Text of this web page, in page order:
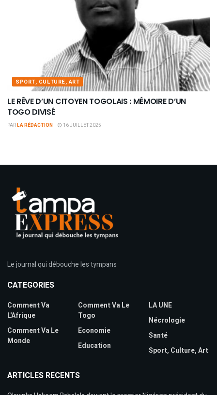
SPORT, CULTURE, ART
LE RÊVE D’UN CITOYEN TOGOLAIS : MÉMOIRE D’UN
TOGO DIVISÉ
PARLA RÉDACTION 16 JUILLET 2025
Le journal qui débouche les tympans
CATEGORIES
Comment Va
L'Afrique
Comment Va Le
Monde
Comment Va Le
Togo
Economie
Education
LA UNE
Nécrologie
Santé
Sport, Culture, Art
ARTICLES RECENTS